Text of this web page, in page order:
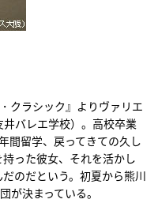
クラシック』よりヴァリエ
バレエ学校）。高校卒業
間留学、戻ってきての久し
った彼女、それを活かし
のだという。初夏から熊川
が決まっている。